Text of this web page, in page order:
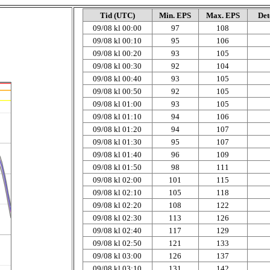
Tid (UTC) Min. EPS Max. EPS
09/08 kl 00:00
97
108
09/08 kl 00:10
95
106
09/08 kl 00:20
93
105
09/08 kl 00:30
92
104
09/08 kl 00:40
93
105
09/08 kl 00:50
92
105
09/08 kl 01:00
93
105
09/08 kl 01:10
94
106
09/08 kl 01:20
94
107
09/08 kl 01:30
95
107
09/08 kl 01:40
96
109
09/08 kl 01:50
98
111
09/08 kl 02:00
101
115
09/08 kl 02:10
105
118
09/08 kl 02:20
108
122
09/08 kl 02:30
113
126
09/08 kl 02:40
117
129
09/08 kl 02:50
121
133
09/08 kl 03:00
126
137